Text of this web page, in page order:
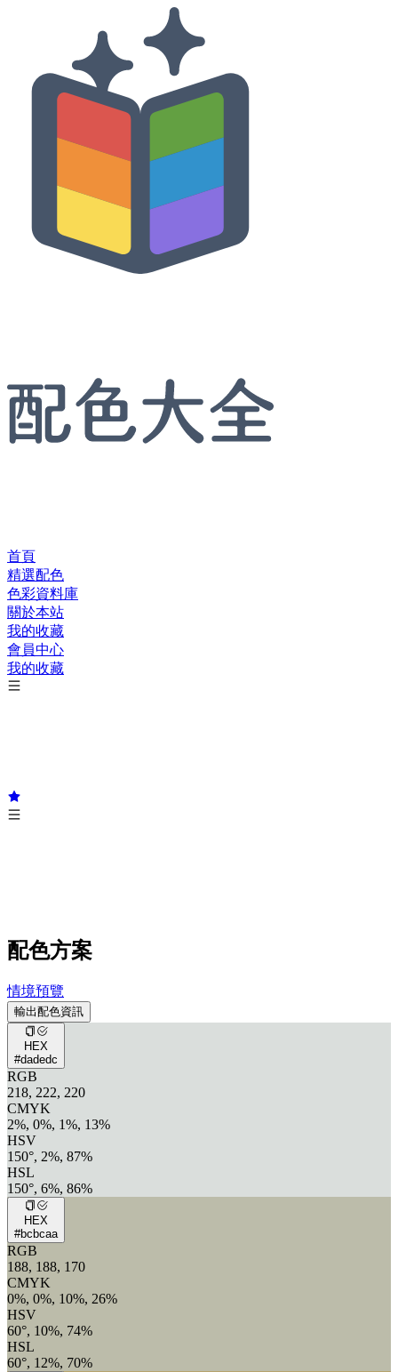
首頁
精選配色
色彩資料庫
關於本站
我的收藏
會員中心
我的收藏
配色方案
情境預覽
輸出配色資訊
HEX
#dadedc
RGB
218, 222, 220
CMYK
2%, 0%, 1%, 13%
HSV
150°, 2%, 87%
HSL
150°, 6%, 86%
HEX
#bcbcaa
RGB
188, 188, 170
CMYK
0%, 0%, 10%, 26%
HSV
60°, 10%, 74%
HSL
60°, 12%, 70%